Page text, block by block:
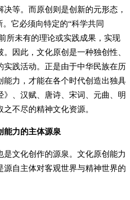
等。而原创则是创新的元形态，
它必须向特定的“科学共同
所未有的理论或实践成果，实现
因此，文化原创是一种独创性、
实践活动。正是由于中华民族在历
能力，才能在各个时代创造出独具
、汉赋、唐诗、宋词、元曲、明
不尽的精神文化资源。
能力的主体源泉
文化创作的源泉。文化原创能力
源自主体对客观世界与精神世界的